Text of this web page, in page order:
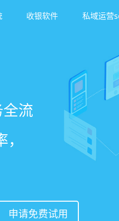
收银软件 私域运营
门
申请免费试用
流
申请免费试用
社
速
申请免费试用
上
，
申请免费试用